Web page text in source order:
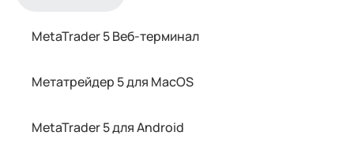
MetaTrader 5 Веб-терминал
Метатрейдер 5 для MacOS
MetaTrader 5 для Android